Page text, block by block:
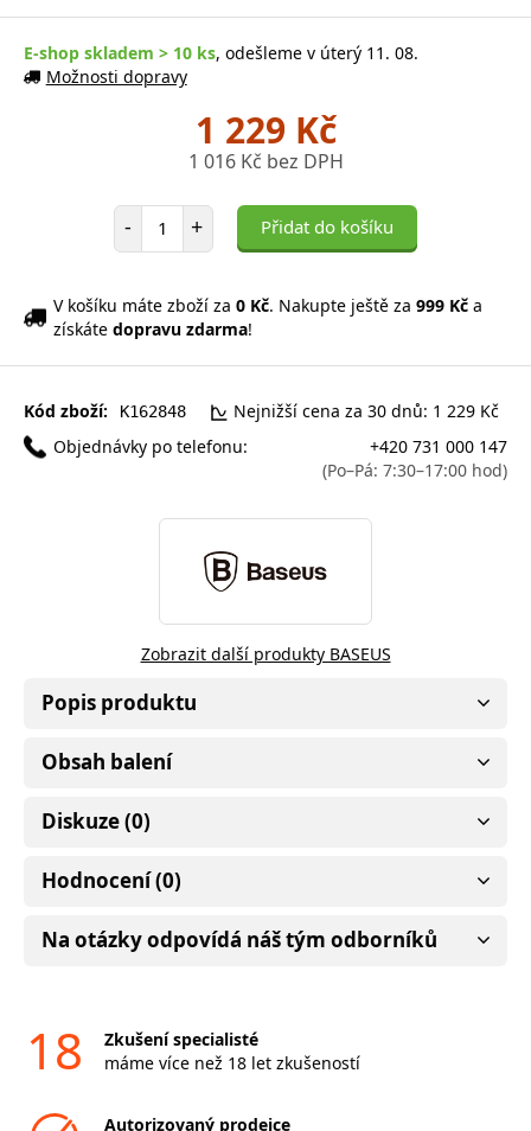
E-shop skladem > 10 ks, odešleme v úterý 11. 08.
Možnosti dopravy
1 229 Kč
1 016 Kč bez DPH
- Počet položek
+ Přidat do košíku
V košíku máte zboží za 0 Kč. Nakupte ještě za 999 Kč a
získáte dopravu zdarma!
Kód zboží: K162848
Nejnižší cena za 30 dnů: 1 229 Kč
Objednávky po telefonu:
+420 731 000 147
(Po–Pá: 7:30–17:00 hod)
Zobrazit další produkty BASEUS
Popis produktu
Obsah balení
Diskuze (0)
Hodnocení (0)
Na otázky odpovídá náš tým odborníků
18
Zkušení specialisté
máme více než 18 let zkušeností
Autorizovaný prodejce